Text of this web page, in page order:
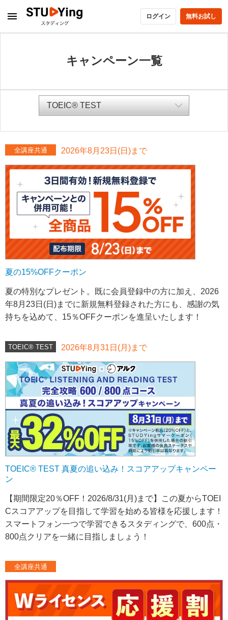
ログイン 無料お試し
キャンペーン一覧
全講座共通 2026年8月23日(日)まで
夏の15%OFFクーポン
夏の特別なプレゼント。既に会員登録中の方に加え、2026
年8月23日(日)までに新規無料登録された方にも、感謝の気
持ちを込めて、15％OFFクーポンを進呈いたします！
TOEIC® TEST 2026年8月31日(月)まで
TOEIC® TEST 真夏の追い込み！スコアアップキャンペー
ン
【期間限定20％OFF！2026/8/31(月)まで】この夏からTOEI
Cスコアアップを目指して学習を始める皆様を応援します！
スマートフォン一つで学習できるスタディングで、600点・
800点クリアを一緒に目指しましょう！
全講座共通